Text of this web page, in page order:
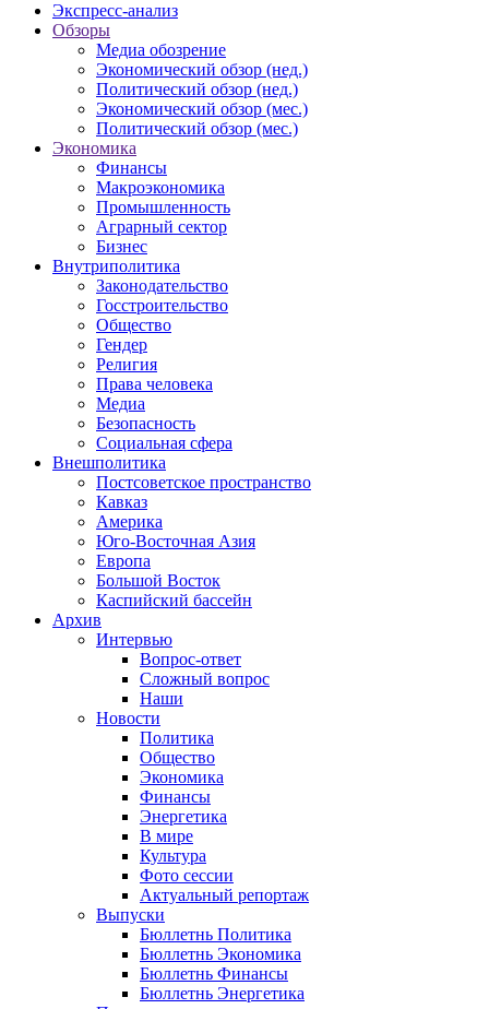
Экспресс-анализ
Обзоры
Медиа обозрение
Экономический обзор (нед.)
Политический обзор (нед.)
Экономический обзор (мес.)
Политический обзор (мес.)
Экономика
Финансы
Макроэкономика
Промышленность
Аграрный сектор
Бизнес
Внутриполитика
Законодательство
Госстроительство
Общество
Гендер
Религия
Права человека
Медиа
Безопасность
Социальная сфера
Внешполитика
Постсоветское пространство
Кавказ
Америка
Юго-Восточная Азия
Европа
Большой Восток
Каспийский бассейн
Архив
Интервью
Вопрос-ответ
Сложный вопрос
Наши
Новости
Политика
Общество
Экономика
Финансы
Энергетика
В мире
Культура
Фото сессии
Актуальный репортаж
Выпуски
Бюллетнь Политика
Бюллетнь Экономика
Бюллетнь Финансы
Бюллетнь Энергетика